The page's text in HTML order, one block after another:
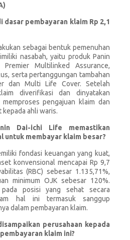
dasar pembayaran klaim Rp 2,1
sebagai bentuk pemenuhan
nasabah, yaitu produk Panin
Multilinked Assurance,
serta pertanggungan tambahan
dan Multi Life Cover. Setelah
diverifikasi dan dinyatakan
memproses pengajuan klaim dan
kepada ahli waris.
Dai-ichi Life memastikan
untuk membayar klaim besar?
fondasi keuangan yang kuat,
konvensional mencapai Rp 9,7
(RBC) sebesar 1.135,71%,
minimum OJK sebesar 120%.
pada posisi yang sehat secara
hal ini termasuk sanggup
dalam pembayaran klaim.
perusahaan kepada
klaim ini?